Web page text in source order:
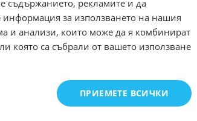
съдържанието, рекламите и да
за използването на нашия
и анализи, които може да я комбинират
която са събрали от вашето използване
ПРИЕМЕТЕ ВСИЧКИ